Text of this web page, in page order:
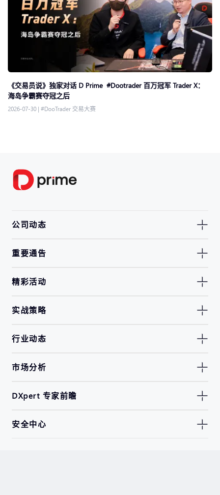
《交易员说》独家对话 D Prime #Dootrader 百万冠军 Trader X：
海岛争霸赛夺冠之后
2026-07-30 | #DooTrader 交易大赛
公司动态
重要通告
精彩活动
实战策略
行业动态
市场分析
DXpert 专家前瞻
安全中心